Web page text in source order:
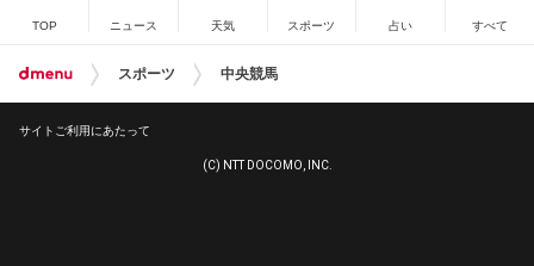
TOP ニュース 天気 スポーツ 占い すべて
スポーツ 中央競馬
サイトご利用にあたって
(C) NTT DOCOMO, INC.